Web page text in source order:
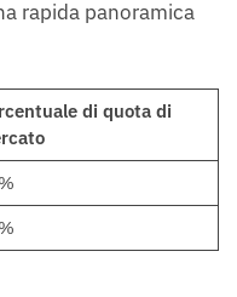
rapida panoramica
di quota di